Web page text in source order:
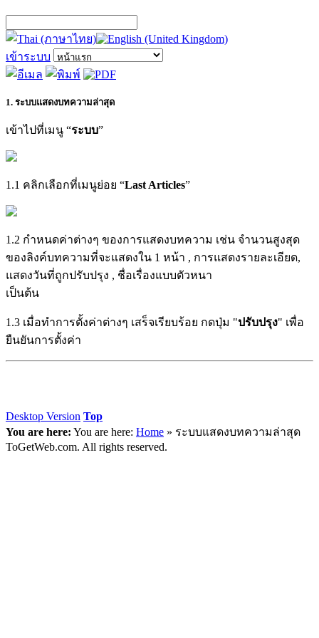
เข้าระบบ
1. ระบบแสดงบทความล่าสุด
เข้าไปที่เมนู “ระบบ”
1.1 คลิกเลือกที่เมนูย่อย “Last Articles”
1.2 กำหนดค่าต่างๆ ของการแสดงบทความ เช่น จำนวนสูงสุด
ของลิงค์บทความที่จะแสดงใน 1 หน้า , การแสดงรายละเอียด,
แสดงวันที่ถูกปรับปรุง , ชื่อเรื่องแบบตัวหนา
เป็นต้น
1.3 เมื่อทำการตั้งค่าต่างๆ เสร็จเรียบร้อย กดปุ่ม "ปรับปรุง" เพื่อ
ยืนยันการตั้งค่า
Desktop Version Top
You are here: You are here: Home » ระบบแสดงบทความล่าสุด
ToGetWeb.com. All rights reserved.